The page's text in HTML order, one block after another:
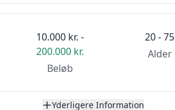
10.000 kr. -
200.000 kr.
Beløb
20 - 75
Alder
Yderligere Information